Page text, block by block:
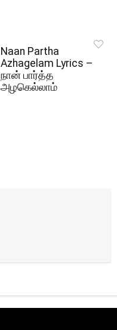
Naan Partha
Azhagelam Lyrics –
நான் பார்த்த
அழகெல்லாம்